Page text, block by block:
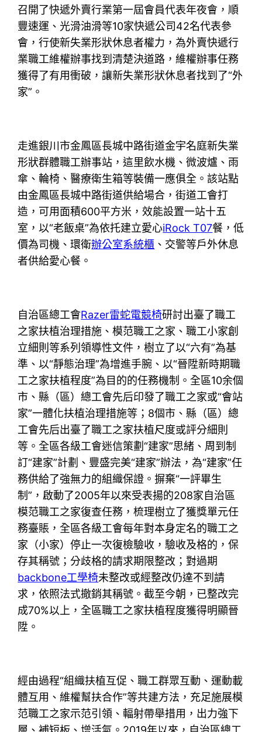
召開了快遞外賣行業第一屆會員代表年夜會，順
豐速運、光滑油滑等10家快遞公司42名代表參
會，行使新失業形狀休息者權力，為外賣快遞行
業職工維權辦事找到清楚決道路，維權辦事任務
獲得了有用衝破，讓新失業形狀休息者找到了“外
家”。
走進銀川市金鳳區長城中路街道金宇名庭新失業
形狀群體職工辦事站，這里飲水機、微波爐、雨
傘、輪椅、醫療衛生箱等裝備一應俱全。該站點
由金鳳區長城中路街道供給場合，街道工會打
造，可用面積600平方米，效能設置一站十五
室，以“老飯桌”為依托建立愛心iRock T07餐，低
價為司機、環衛辦公室系統櫃 、交警等戶外休息
者供給愛心餐。
自治區總工會Razer雷蛇電競椅研討出臺了職工
之家扶植治理措施、模范職工之家、職工小家創
立細則等系列領導性文件，樹立了以“六有”為基
準、以“靜態治理”為增進手腕、以“晉陞新時期職
工之家扶植程度”為目的的任務機制。全區10余個
市、縣（區）總工會先后印發了職工之家或“會站
家”一體化扶植治理措施等；8個市、縣（區）總
工會先后出臺了職工之家扶植尺度或評分細則
等。全區各級工會迷信策劃“建家”思緒、周到制
訂“建家”計劃、豐盛完美“建家”辦法，為“建家”任
務供給了強無力的組織保證。摒棄“一評畢生
制”，啟動了2005年以來受表揚的208家自治區
模范職工之家復查任務，梳理樹立了獲獎單元任
務臺賬，全區各級工會每年對本身定名的職工之
家（小家）停止一次復檢驗收，驗收及格的，保
存其稱號；分歧格的請求期限整改；對過期
backbone工學椅未整改或經整改仍達不到請
求，依照法式撤銷其稱號。截至今朝，已整改完
成70%以上，全區職工之家扶植程度獲得明顯晉
陞。
經由過程“組織扶植互促、職工群眾互動、運動載
體互用、維權幫扶合作”等共建方法，充足施展模
范職工之家示范引領、輻射帶舉措用，出力強下